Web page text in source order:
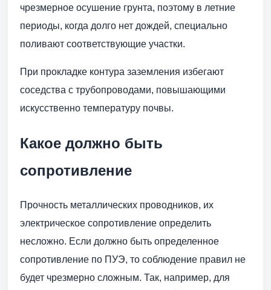
чрезмерное осушение грунта, поэтому в летние
периоды, когда долго нет дождей, специально
поливают соответствующие участки.
При прокладке контура заземления избегают
соседства с трубопроводами, повышающими
искусственно температуру почвы.
Какое должно быть
сопротивление
Прочность металлических проводников, их
электрическое сопротивление определить
несложно. Если должно быть определенное
сопротивление по ПУЭ, то соблюдение правил не
будет чрезмерно сложным. Так, например, для